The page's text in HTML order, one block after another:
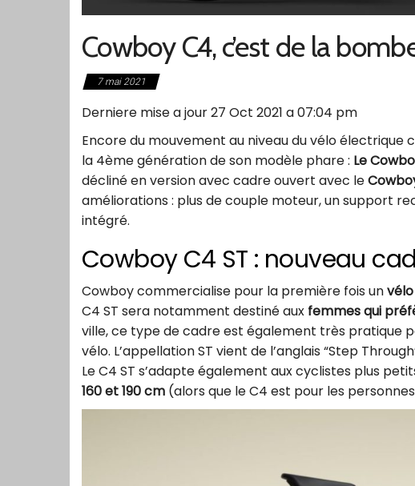
Cowboy C4, c’est de la
7 mai 2021
Derniere mise a jour 27 Oct 2021 a 07:04 pm
Encore du mouvement au niveau du vélo électrique
la 4ème génération de son modèle phare : Le
décliné en version avec cadre ouvert avec le
améliorations : plus de couple moteur, un support
intégré.
Cowboy C4 ST : nouveau
Cowboy commercialise pour la première fois un
C4 ST sera notamment destiné aux femmes qui
ville, ce type de cadre est également très pratique
vélo. L’appellation ST vient de l’anglais “Step
Le C4 ST s’adapte également aux cyclistes plus
160 et 190 cm (alors que le C4 est pour les